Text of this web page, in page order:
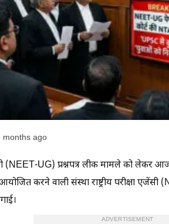
months ago
(NEET-UG) प्रश्नपत्र लीक मामले को लेकर
करने वाली संस्था राष्ट्रीय परीक्षा
ADVERTISEMENT